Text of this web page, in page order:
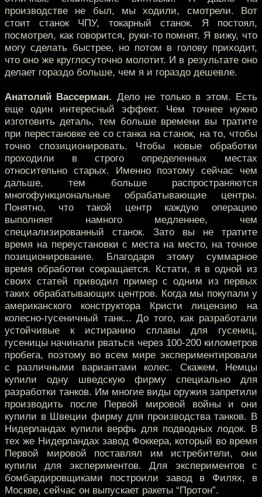
производстве не был, мы ходили, смотрели. Вот
стоит станок ЧПУ, токарный станок. Я постоял,
посмотрел, как говорится, руки-то помнят. Я вижу, что
могу сделать быстрее, но потом в голову приходит,
что оно же круглосуточно молотит. И в результате оно
делает гораздо больше, чем я и гораздо дешевле.
Анатолий Вассерман. Дело не только в этом. Есть
еще один интересный эффект. Чем точнее нужно
изготовить деталь, тем больше времени вы тратите
при перестановке ее со станка на станок, на то, чтобы
точно спозиционировать. Чтобы новые обработки
проходили в строго определенных местах
относительно старых. Именно поэтому сейчас чем
дальше, тем больше распространяются
многофункциональные обрабатывающие центры.
Понятно, что такой центр каждую операцию
выполняет намного медленнее, чем
специализированный станок. Зато вы не тратите
время на переустановки с места на место, на точное
позиционирование. Благодаря этому суммарное
время обработки сокращается. Кстати, я в одной из
своих статей приводил пример с одним из первых
таких обрабатывающих центров. Когда мы покупали у
американского конструктора Кристи лицензию на
колесно-гусеничный танк... До того, как разработали
устойчивые к истиранию сплавы для гусениц,
гусеницы начинали рваться через 100-200 километров
пробега, поэтому во всем мире экспериментировали
с различными вариантами колес. Скажем, Немцы
купили одну шведскую фирму специально для
разработки танков. Им многие виды оружия запретили
производить после Первой мировой войны и они
купили в Швеции фирму для производства танков. В
Нидерландах купили верфь для подводных лодок. В
тех же Нидерландах завод Фоккера, который во время
Первой мировой поставлял им истребители, они
купили для экспериментов. Для экспериментов с
бомбардировщиками построили завод в Филях, в
Москве, сейчас он выпускает ракеты “Протон”.